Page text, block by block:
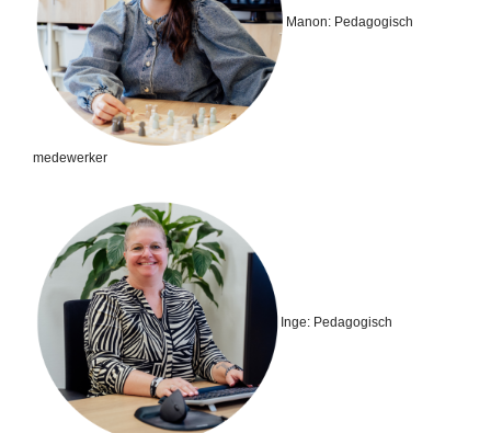
Manon: Pedagogisch
medewerker
Inge: Pedagogisch